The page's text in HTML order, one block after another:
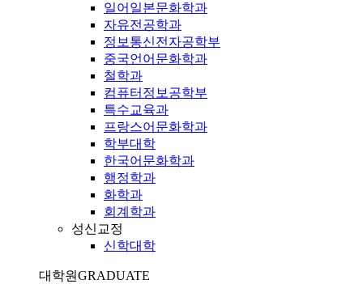
일어일본문화학과
자유전공학과
정보통신전자공학부
중국언어문화학과
철학과
컴퓨터정보공학부
특수교육과
프랑스어문화학과
학부대학
한국어문화학과
행정학과
화학과
회계학과
성신교정
신학대학
대학원GRADUATE